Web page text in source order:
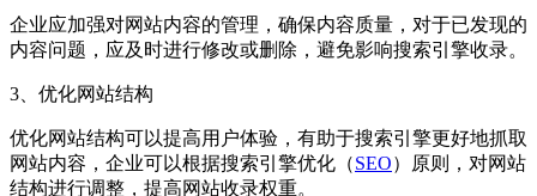
企业应加强对网站内容的管理，确保内容质量，对于已发现的
内容问题，应及时进行修改或删除，避免影响搜索引擎收录。
3、优化网站结构
优化网站结构可以提高用户体验，有助于搜索引擎更好地抓取
网站内容，企业可以根据搜索引擎优化（SEO）原则，对网站
结构进行调整，提高网站收录权重。